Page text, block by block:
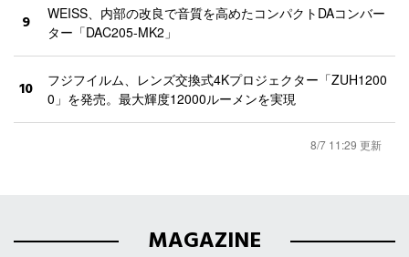
9
WEISS、内部の改良で音質を高めたコンパクトDAコンバー
ター「DAC205-MK2」
10
フジフイルム、レンズ交換式4Kプロジェクター「ZUH1200
0」を発売。最大輝度12000ルーメンを実現
8/7 11:29 更新
MAGAZINE